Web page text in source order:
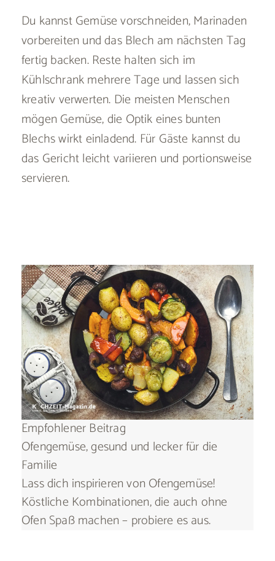
Du kannst Gemüse vorschneiden, Marinaden
vorbereiten und das Blech am nächsten Tag
fertig backen. Reste halten sich im
Kühlschrank mehrere Tage und lassen sich
kreativ verwerten. Die meisten Menschen
mögen Gemüse, die Optik eines bunten
Blechs wirkt einladend. Für Gäste kannst du
das Gericht leicht variieren und portionsweise
servieren.
Empfohlener Beitrag
Ofengemüse, gesund und lecker für die
Familie
Lass dich inspirieren von Ofengemüse!
Köstliche Kombinationen, die auch ohne
Ofen Spaß machen – probiere es aus.